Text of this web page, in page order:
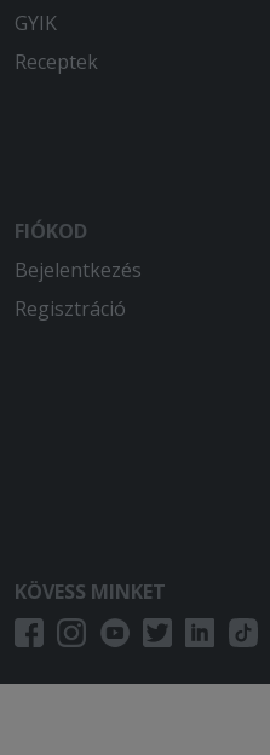
GYIK
Receptek
FIÓKOD
Bejelentkezés
Regisztráció
KÖVESS MINKET